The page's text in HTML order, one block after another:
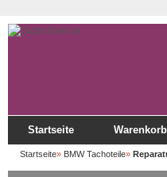
Startseite Warenkorb
Startseite» BMW Tachoteile»